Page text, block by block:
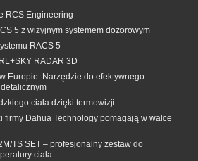
RCS Engineering
5 z wizyjnym systemem dozorowym
RACS 5
RADAR 3D
Europie. Narzędzie do efektywnego
ciała dzięki termowizji
firmy Dahua Technology pomagają w walce
TS SET – profesjonalny zestaw do
ciała